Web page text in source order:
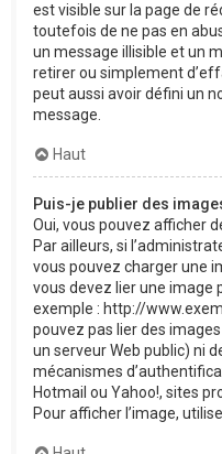
est visible sur la page de
toutefois de ne pas en
un message illisible et un
retirer ou simplement
peut aussi avoir défini un
message.
Haut
Puis-je publier des
Oui, vous pouvez afficher
Par ailleurs, si
vous pouvez charger une
vous devez lier une image
exemple : http://
pouvez pas lier des
un serveur Web public) ni
mécanismes
Hotmail ou Yahoo!, sites
Pour afficher l’image,